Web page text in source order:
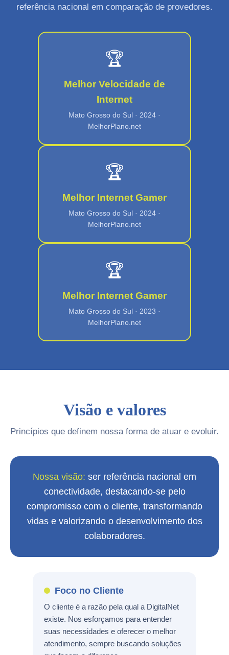
referência nacional em comparação de provedores.
🏆
Melhor Velocidade de
Internet
Mato Grosso do Sul · 2024 ·
MelhorPlano.net
🏆
Melhor Internet Gamer
Mato Grosso do Sul · 2024 ·
MelhorPlano.net
🏆
Melhor Internet Gamer
Mato Grosso do Sul · 2023 ·
MelhorPlano.net
Visão e valores
Princípios que definem nossa forma de atuar e evoluir.
Nossa visão: ser referência nacional em
conectividade, destacando-se pelo
compromisso com o cliente, transformando
vidas e valorizando o desenvolvimento dos
colaboradores.
Foco no Cliente
O cliente é a razão pela qual a DigitalNet
existe. Nos esforçamos para entender
suas necessidades e oferecer o melhor
atendimento, sempre buscando soluções